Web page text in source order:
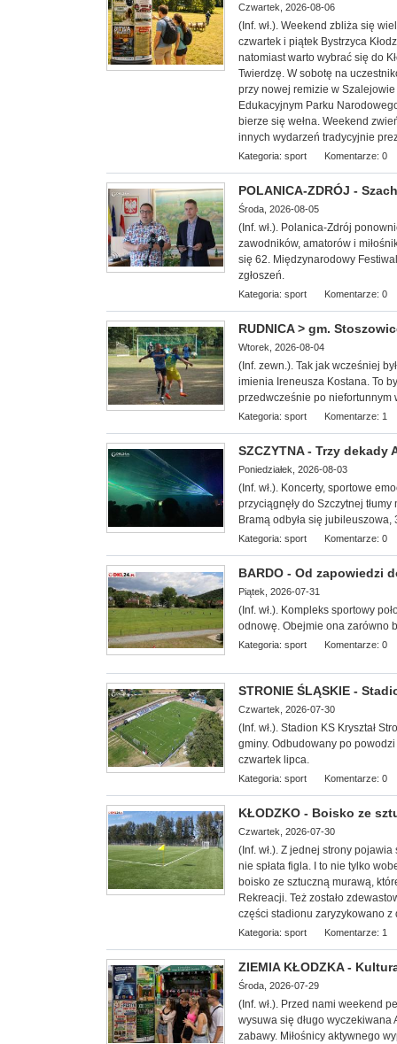
Czwartek, 2026-08-06
(Inf. wł.). Weekend zbliża się
czwartek i piątek Bystrzyca
natomiast warto wybrać się do
Twierdzę. W sobotę na
przy nowej remizie w
Edukacyjnym Parku
bierze się wełna. Weekend
innych wydarzeń tradycyjnie
Kategoria: sport Komentarze: 0
POLANICA-ZDRÓJ -
Środa, 2026-08-05
(Inf. wł.). Polanica-Zdrój
zawodników, amatorów i
się 62. Międzynarodowy
zgłoszeń.
Kategoria: sport Komentarze: 0
RUDNICA > gm.
Wtorek, 2026-08-04
(Inf. zewn.). Tak jak wcześniej
imienia Ireneusza Kostana. To
przedwcześnie po niefortunnym
Kategoria: sport Komentarze: 1
SZCZYTNA - Trzy dekady
Poniedziałek, 2026-08-03
(Inf. wł.). Koncerty, sportowe
przyciągnęły do Szczytnej
Bramą odbyła się
Kategoria: sport Komentarze: 0
BARDO - Od zapowiedzi
Piątek, 2026-07-31
(Inf. wł.). Kompleks sportowy
odnowę. Obejmie ona zarówno
Kategoria: sport Komentarze: 0
STRONIE ŚLĄSKIE -
Czwartek, 2026-07-30
(Inf. wł.). Stadion KS Kryształ
gminy. Odbudowany po
czwartek lipca.
Kategoria: sport Komentarze: 0
KŁODZKO - Boisko ze
Czwartek, 2026-07-30
(Inf. wł.). Z jednej strony
nie spłata figla. I to nie tylko
boisko ze sztuczną murawą,
Rekreacji. Też zostało
części stadionu zaryzykowano
Kategoria: sport Komentarze: 1
ZIEMIA KŁODZKA -
Środa, 2026-07-29
(Inf. wł.). Przed nami weekend
wysuwa się długo
zabawy. Miłośnicy aktywnego